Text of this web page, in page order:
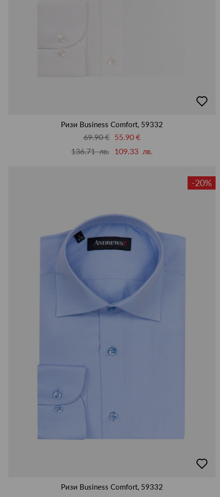
в
Ризи Business Comfort, 59332
69.90 € 55.90 €
136.71 лв. 109.33 лв.
-20%
в
Ризи Business Comfort, 59332